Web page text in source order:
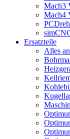
Mach3
Mach4
PCDreh
Ersatzteile
Alles